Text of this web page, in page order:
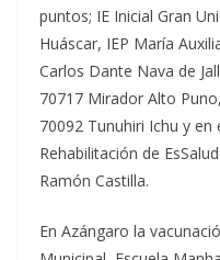
puntos; IE Inicial Gran
Huáscar, IEP María
Carlos Dante Nava de
70717 Mirador Alto
70092 Tunuhiri Ichu y
Rehabilitación de
Ramón Castilla.
En Azángaro la